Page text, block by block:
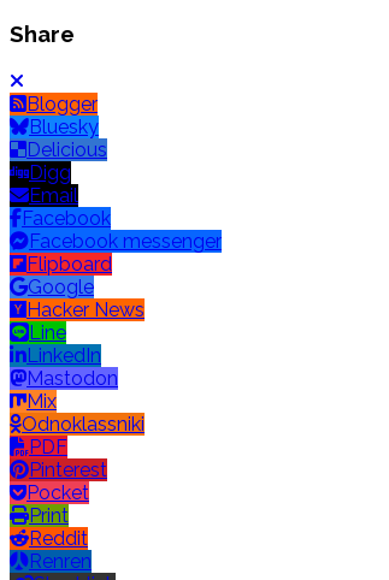
Share
Blogger
Bluesky
Delicious
Digg
Email
Facebook
Facebook messenger
Flipboard
Google
Hacker News
Line
LinkedIn
Mastodon
Mix
Odnoklassniki
PDF
Pinterest
Pocket
Print
Reddit
Renren